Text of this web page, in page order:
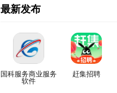
最新发布
国科服务商业服务
软件
赶集招聘